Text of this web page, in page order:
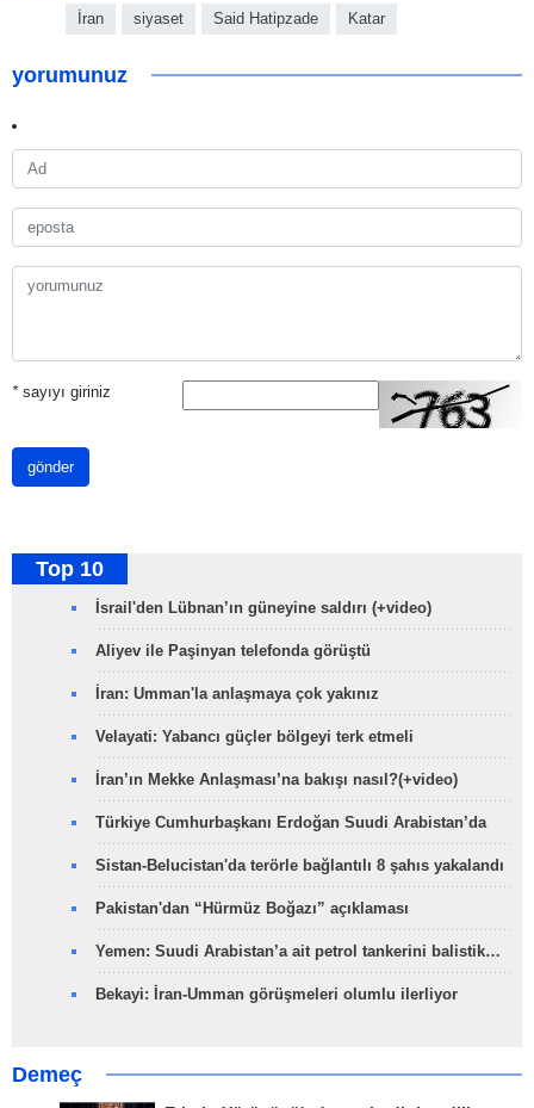
İran siyaset Said Hatipzade Katar
yorumunuz
*sayıyı giriniz
gönder
Top 10
İsrail'den Lübnan’ın güneyine saldırı (+video)
Aliyev ile Paşinyan telefonda görüştü
İran: Umman'la anlaşmaya çok yakınız
Velayati: Yabancı güçler bölgeyi terk etmeli
İran’ın Mekke Anlaşması’na bakışı nasıl?(+video)
Türkiye Cumhurbaşkanı Erdoğan Suudi Arabistan’da
Sistan-Belucistan'da terörle bağlantılı 8 şahıs yakalandı
Pakistan'dan “Hürmüz Boğazı” açıklaması
Yemen: Suudi Arabistan’a ait petrol tankerini balistik…
Bekayi: İran-Umman görüşmeleri olumlu ilerliyor
Demeç